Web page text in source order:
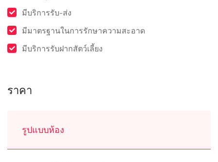
มีบริการรับ-ส่ง
มีมาตรฐานในการรักษาความสะอาด
มีบริการรับฝากสัตว์เลี้ยง
ราคา
รูปแบบห้อง